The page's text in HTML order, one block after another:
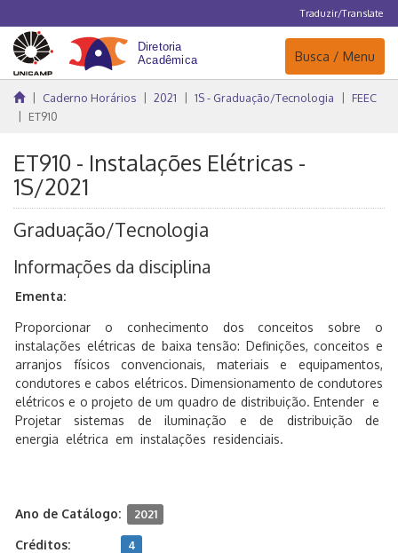
Traduzir/Translate
Navegação
Busca / Menu
Caderno Horários 2021 1S - Graduação/Tecnologia
FEEC
ET910
ET910 - Instalações Elétricas -
1S/2021
Graduação/Tecnologia
Informações da disciplina
Ementa:
Proporcionar o conhecimento dos conceitos sobre o
instalações elétricas de baixa tensão: Definições, conceitos e
arranjos físicos convencionais, materiais e equipamentos,
condutores e cabos elétricos. Dimensionamento de condutores
elétricos e o projeto de um quadro de distribuição. Entender e
Projetar sistemas de iluminação e de distribuição de
energia elétrica em instalações residenciais.
Ano de Catálogo: 2021
Créditos: 4